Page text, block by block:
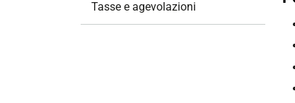
Tasse e agevolazioni